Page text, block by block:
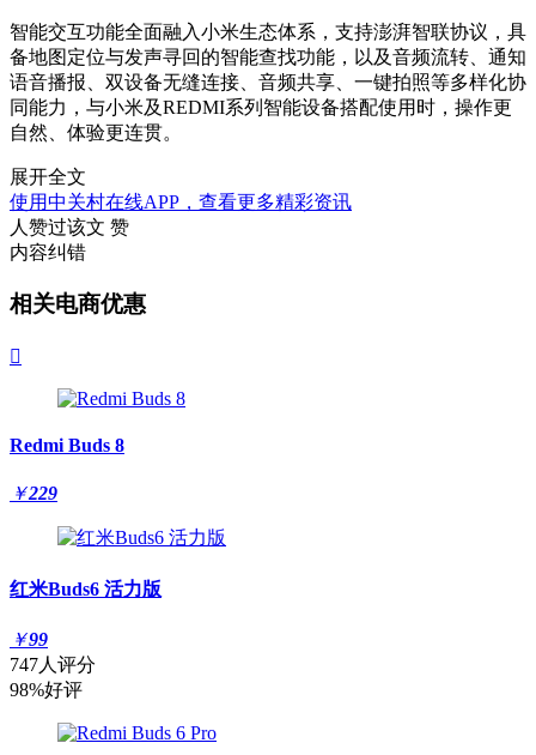
智能交互功能全面融入小米生态体系，支持澎湃智联协议，具
备地图定位与发声寻回的智能查找功能，以及音频流转、通知
语音播报、双设备无缝连接、音频共享、一键拍照等多样化协
同能力，与小米及REDMI系列智能设备搭配使用时，操作更
自然、体验更连贯。
展开全文
使用中关村在线APP，查看更多精彩资讯
人赞过该文 赞
内容纠错
相关电商优惠

Redmi Buds 8
￥229
红米Buds6 活力版
￥99
747人评分
98%好评